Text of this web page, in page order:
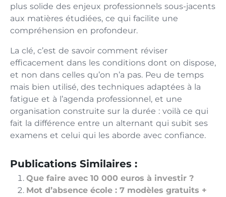
plus solide des enjeux professionnels sous-jacents
aux matières étudiées, ce qui facilite une
compréhension en profondeur.
La clé, c’est de savoir comment réviser
efficacement dans les conditions dont on dispose,
et non dans celles qu’on n’a pas. Peu de temps
mais bien utilisé, des techniques adaptées à la
fatigue et à l’agenda professionnel, et une
organisation construite sur la durée : voilà ce qui
fait la différence entre un alternant qui subit ses
examens et celui qui les aborde avec confiance.
Publications Similaires :
Que faire avec 10 000 euros à investir ?
Mot d’absence école : 7 modèles gratuits +